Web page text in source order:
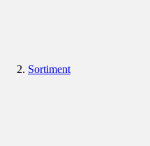
Sortiment